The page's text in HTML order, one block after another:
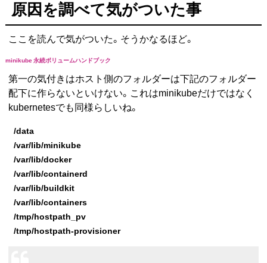
原因を調べて気がついた事
ここを読んで気がついた。そうかなるほど。
minikube 永続ボリュームハンドブック
第一の気付きはホスト側のフォルダーは下記のフォルダー
配下に作らないといけない。これはminikubeだけではなく
kubernetesでも同様らしいね。
/data
/var/lib/minikube
/var/lib/docker
/var/lib/containerd
/var/lib/buildkit
/var/lib/containers
/tmp/hostpath_pv
/tmp/hostpath-provisioner